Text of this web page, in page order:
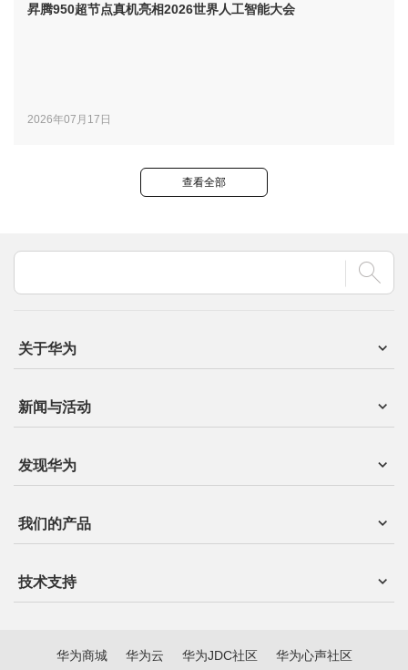
昇腾950超节点真机亮相2026世界人工智能大会
2026年07月17日
查看全部
关于华为
新闻与活动
发现华为
我们的产品
技术支持
华为商城 华为云 华为JDC社区 华为心声社区